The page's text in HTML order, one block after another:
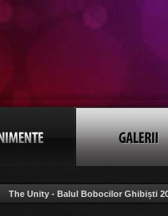
The Unity - Balul Bobocilor Ghibiști